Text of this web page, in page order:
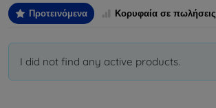
Προτεινόμενα Κορυφαία σε πωλήσεις
I did not find any active products.